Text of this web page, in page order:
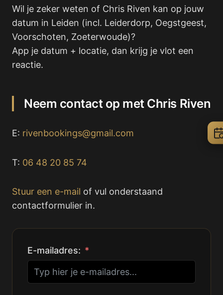
Wil je zeker weten of Chris Riven kan op jouw
datum in Leiden (incl. Leiderdorp, Oegstgeest,
Voorschoten, Zoeterwoude)?
App je datum + locatie, dan krijg je vlot een
reactie.
Neem contact op met Chris Riven
E: rivenbookings@gmail.com
T: 06 48 20 85 74
Stuur een e-mail of vul onderstaand
contactformulier in.
E-mailadres: